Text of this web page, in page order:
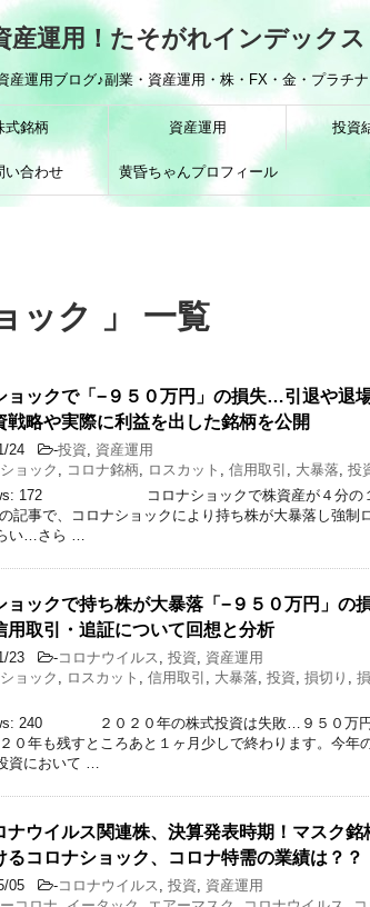
産運用！たそがれインデックス
産運用ブログ♪副業・資産運用・株・FX・金・プラチ
式銘柄 資産運用 投資
い合わせ 黄昏ちゃんプロフィール
ック 」 一覧
ョックで「−９５０万円」の損失…引退や退
戦略や実際に利益を出した銘柄を公開
24 -投資, 資産運用
ョック, コロナ銘柄, ロスカット , 信用取引 , 大暴落, 投
172 コロナショックで株資産が４分の１
事で、コロナショックにより持ち株が大暴落し強制
い…さら …
ョックで持ち株が大暴落「−９５０万円」の
用取引・追証について回想と分析
23 -コロナウイルス , 投資, 資産運用
ョック, ロスカット , 信用取引 , 大暴落, 投資, 損切り ,
240 ２０２０年の株式投資は失敗…９５０万円
年も残すところあと１ヶ月少しで終わります。今年
資において …
ナウイルス関連株、決算発表時期！マスク銘
るコロナショック、コロナ特需の業績は？？
05 -コロナウイルス , 投資, 資産運用